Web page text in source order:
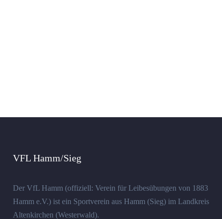
VFL Hamm/Sieg
Der VfL Hamm (offiziell: Verein für Leibesübungen von 1883
Hamm e.V.) ist ein Sportverein aus Hamm (Sieg) im Landkreis
Altenkirchen (Westerwald).